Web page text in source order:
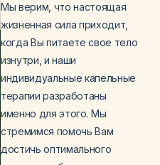
Мы верим, что настоящая
жизненная сила приходит,
когда Вы питаете свое тело
изнутри, и наши
индивидуальные капельные
терапии разработаны
именно для этого. Мы
стремимся помочь Вам
достичь оптимального